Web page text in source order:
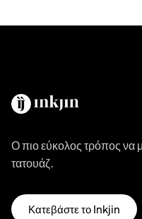
Ο πιο εύκολος τρόπος να
τατουάζ.
Κατεβάστε το Inkjin